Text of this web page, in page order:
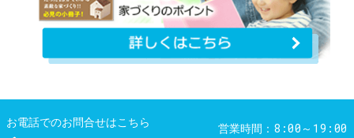
お電話でのお問合せはこちら 営業時間 8:00～19:00